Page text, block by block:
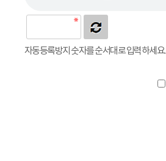
자동등록방지 숫자를 순서대로 입력하세요.